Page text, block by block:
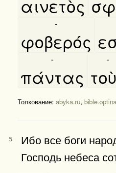
αινετὸς
φοβερός
-
πάντας
- -
Толкование: abyka.ru,
5
Ибо все боги
Господь небеса